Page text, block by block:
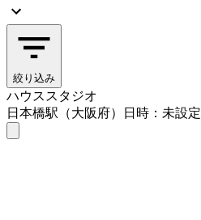
絞り込み
ハウススタジオ
日本橋駅（大阪府）
日時：未設定